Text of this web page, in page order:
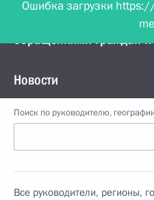
Управление Президента
обращениями граждан и
Новости
Поиск по руководителю,
Все руководители, регионы,